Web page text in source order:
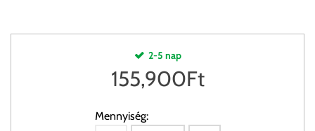
2-5 nap
155,900Ft
Mennyiség: